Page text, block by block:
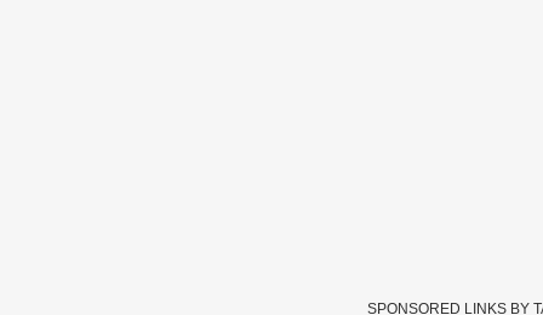
SPONSORED LINKS BY